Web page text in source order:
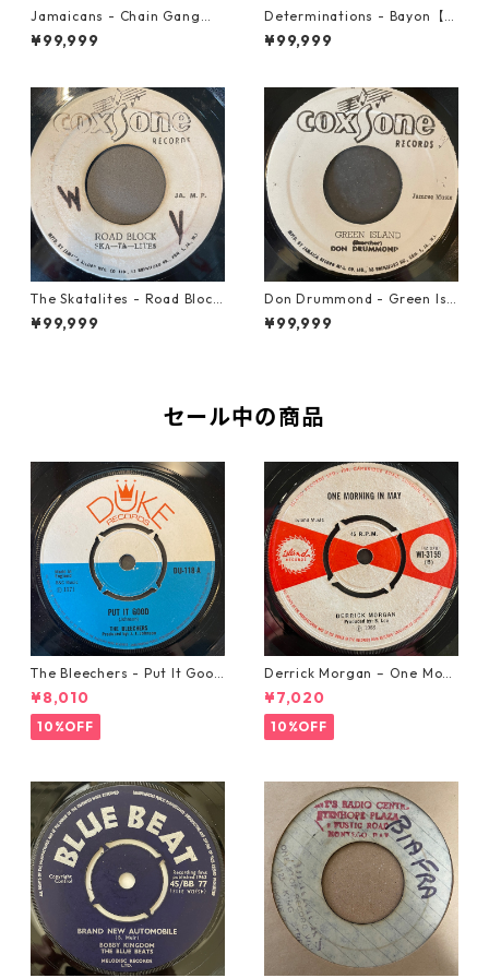
Jamaicans - Chain Gang【7
-21911】
¥99,999
Determinations - Bayon【7-
21865】
¥99,999
The Skatalites - Road Block
【7-21996】
¥99,999
Don Drummond - Green Isl
and【7-22018】
¥99,999
セール中の商品
The Bleechers - Put It Good
【7-21637】
¥8,010
10%OFF
Derrick Morgan – One Morn
ing In May【7-21653】
¥7,020
10%OFF